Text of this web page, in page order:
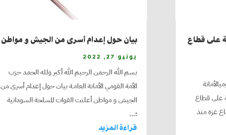
على قطاع
على قطاع
غزة منذ
بيان حول إعدام أسرى من الجيش و مواطن
يونيو 27, 2022
بسم الله الرحمن الرحيم الله أكبر ولله الحمد حزب
الأمة القومي الأمانة العامـة بيان حول إعدام أسرى من
الجيش و مواطن أعلنت القوات المسلحة السودانية
؛...
قراءة المزيد